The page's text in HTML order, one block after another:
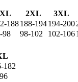
XL 2XL
3XL
188188-194194-200
98 98-102 102-106
182